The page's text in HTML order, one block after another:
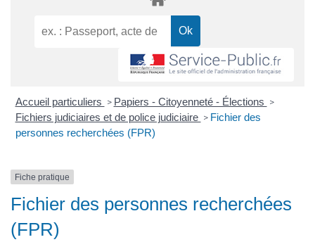
Accueil particuliers > Papiers - Citoyenneté - Élections >
Fichiers judiciaires et de police judiciaire > Fichier des
personnes recherchées (FPR)
Fiche pratique
Fichier des personnes recherchées
(FPR)